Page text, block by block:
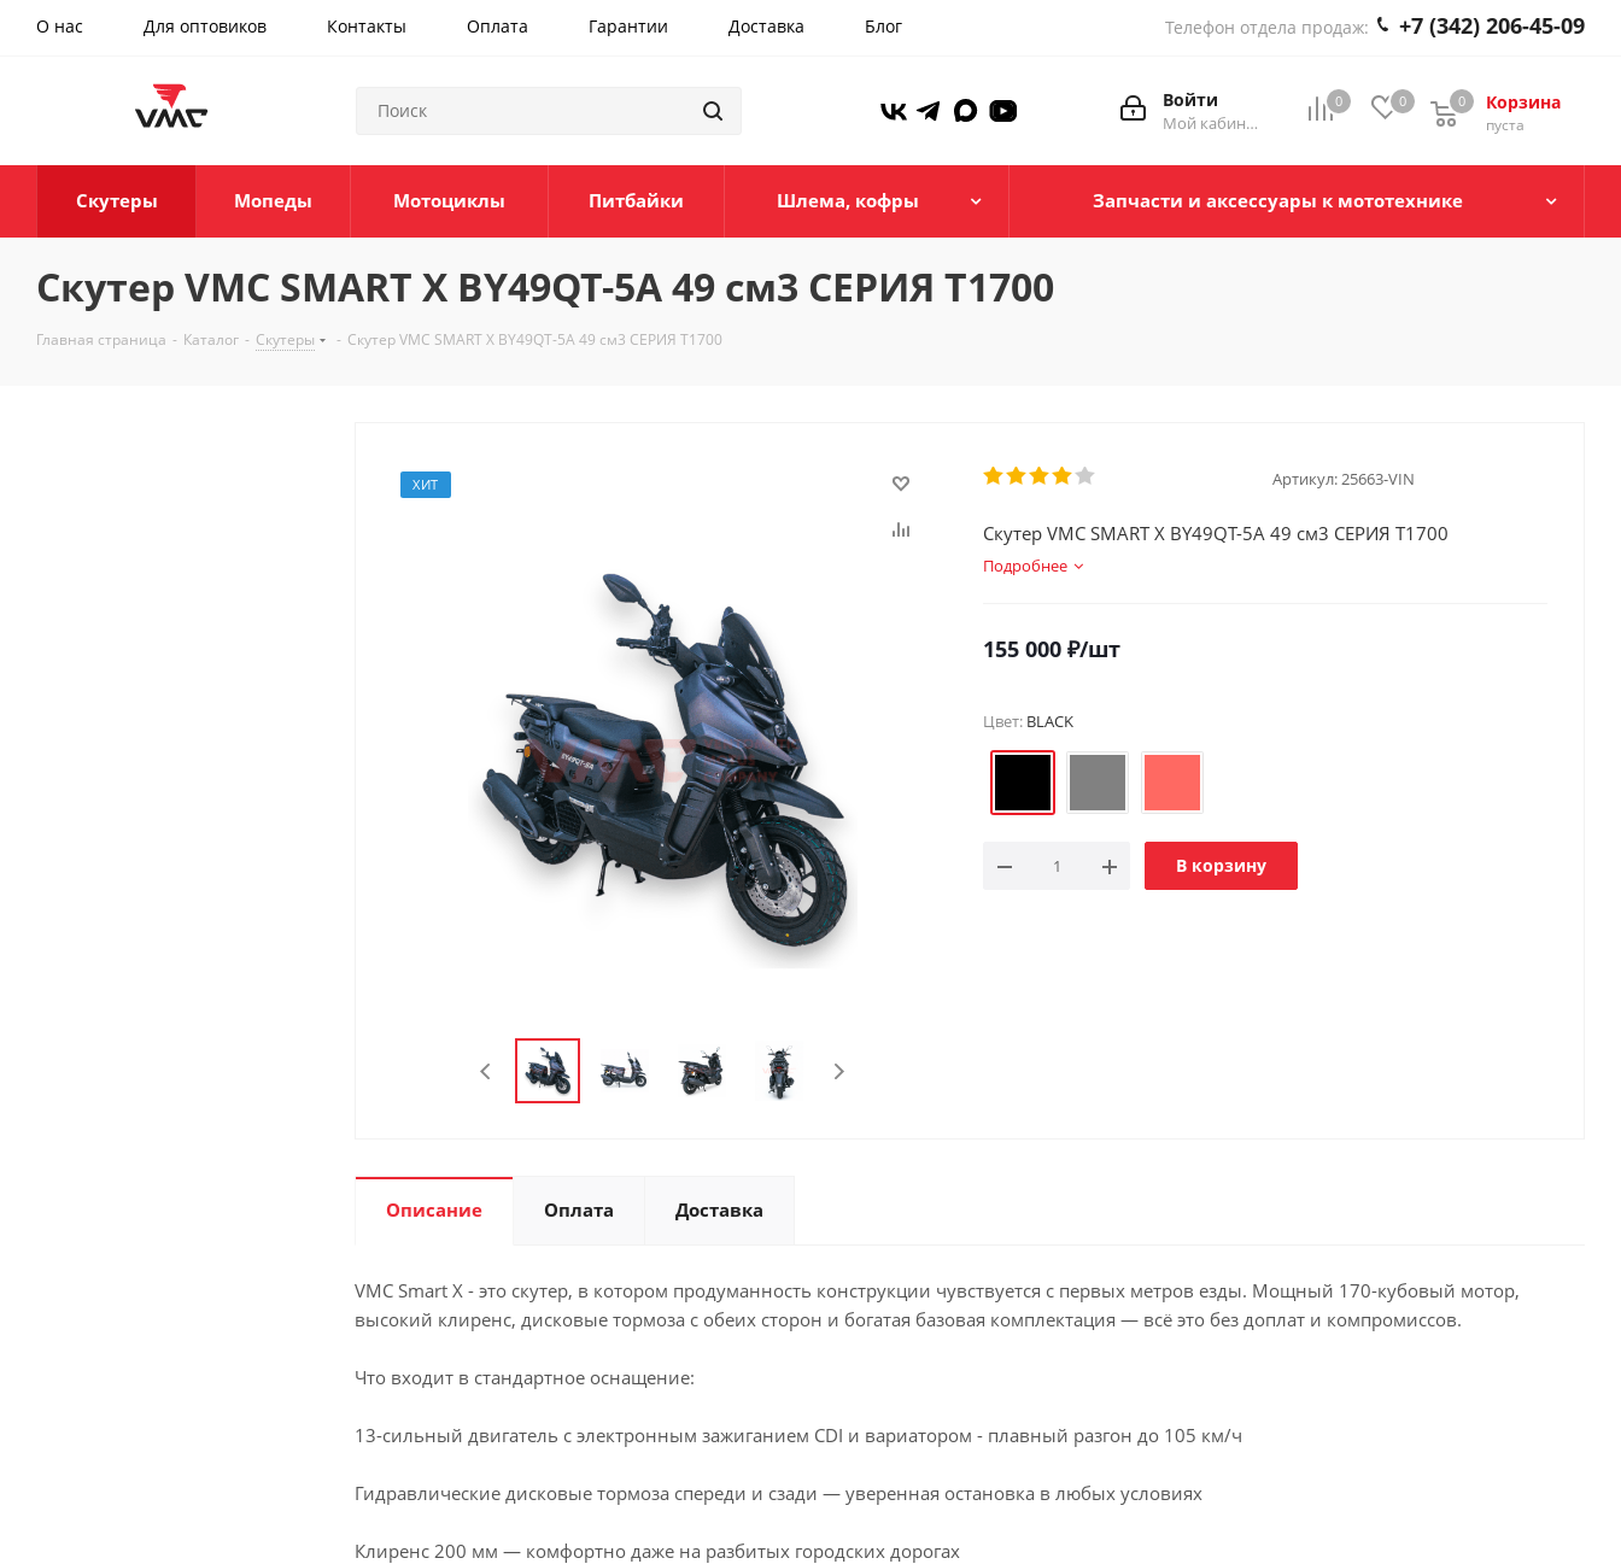
О нас Для оптовиков Контакты Оплата Гарантии Доставка Блог Телефон отдела продаж: +7 (342) 206-45-09
0 0 Корзина
0
пуста
0
Войти
Мой кабинет
Скутеры Мопеды Мотоциклы Питбайки Шлема, кофры Запчасти и аксессуары к мототехнике
Скутер VMC SMART X BY49QT-5A 49 см3 СЕРИЯ T1700
Главная страница - Каталог - Скутеры - Скутер VMC SMART X BY49QT-5A 49 см3 СЕРИЯ T1700
ХИТ Артикул: 25663-VIN
Скутер VMC SMART X BY49QT-5A 49 см3 СЕРИЯ T1700
Подробнее
155 000 ₽/шт
Цвет: BLACK
В корзину
Описание Оплата Доставка
VMC Smart X - это скутер, в котором продуманность конструкции чувствуется с первых метров езды. Мощный 170-кубовый мотор,
высокий клиренс, дисковые тормоза с обеих сторон и богатая базовая комплектация — всё это без доплат и компромиссов.
Что входит в стандартное оснащение:
13-сильный двигатель с электронным зажиганием CDI и вариатором - плавный разгон до 105 км/ч
Гидравлические дисковые тормоза спереди и сзади — уверенная остановка в любых условиях
Клиренс 200 мм — комфортно даже на разбитых городских дорогах